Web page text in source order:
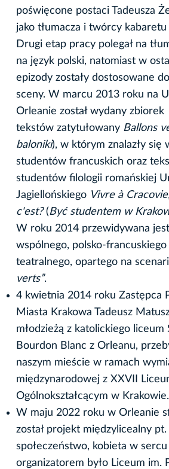
poświęcone postaci Tadeusza
jako tłumacza i twórcy
Drugi etap pracy polegał na
na język polski, natomiast w
epizody zostały dostosowane
sceny. W marcu 2013 roku na
Orleanie został wydany zbiorek
tekstów zatytułowany Ballons
baloniki), w którym znalazły się
studentów francuskich oraz
studentów filologii romańskiej
Jagiellońskiego Vivre à
c'est?(Być studentem w
W roku 2014 przewidywana
wspólnego, polsko-
teatralnego, opartego na
verts”.
4 kwietnia 2014 roku Zastępca
Miasta Krakowa Tadeusz
młodzieżą z katolickiego liceum
Bourdon Blanc z Orleanu,
naszym mieście w ramach
międzynarodowej z XXVII
Ogólnokształcącym w Krakowie.
W maju 2022 roku w Orleanie
został projekt międzylicealny pt.
społeczeństwo, kobieta w
organizatorem było Liceum im.